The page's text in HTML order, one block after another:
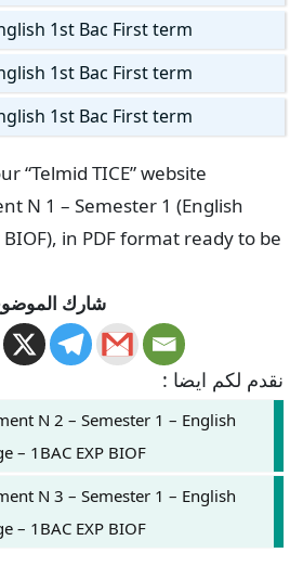
1st Bac First term
1st Bac First term
1st Bac First term
“Telmid TICE” website
N 1 – Semester 1 (English
BIOF), in PDF format ready to be
شارك
نقدم لكم ايضا :
N 2 – Semester 1 – English
– 1BAC EXP BIOF
N 3 – Semester 1 – English
– 1BAC EXP BIOF